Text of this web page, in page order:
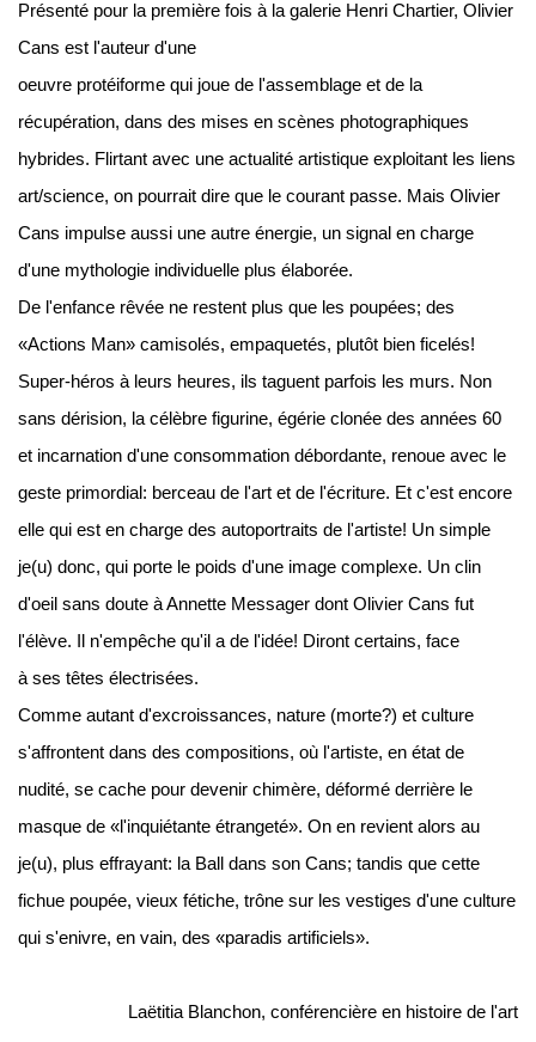
Présenté pour la première fois à la galerie Henri Chartier, Olivier
Cans est l'auteur d'une
oeuvre protéiforme qui joue de l'assemblage et de la
récupération, dans des mises en scènes photographiques
hybrides. Flirtant avec une actualité artistique exploitant les liens
art/science, on pourrait dire que le courant passe. Mais Olivier
Cans impulse aussi une autre énergie, un signal en charge
d'une mythologie individuelle plus élaborée.
De l'enfance rêvée ne restent plus que les poupées; des
«Actions Man» camisolés, empaquetés, plutôt bien ficelés!
Super-héros à leurs heures, ils taguent parfois les murs. Non
sans dérision, la célèbre figurine, égérie clonée des années 60
et incarnation d'une consommation débordante, renoue avec le
geste primordial: berceau de l'art et de l'écriture. Et c'est encore
elle qui est en charge des autoportraits de l'artiste! Un simple
je(u) donc, qui porte le poids d'une image complexe. Un clin
d'oeil sans doute à Annette Messager dont Olivier Cans fut
l'élève. Il n'empêche qu'il a de l'idée! Diront certains, face
à ses têtes électrisées.
Comme autant d'excroissances, nature (morte?) et culture
s'affrontent dans des compositions, où l'artiste, en état de
nudité, se cache pour devenir chimère, déformé derrière le
masque de «l'inquiétante étrangeté». On en revient alors au
je(u), plus effrayant: la Ball dans son Cans; tandis que cette
fichue poupée, vieux fétiche, trône sur les vestiges d'une culture
qui s'enivre, en vain, des «paradis artificiels».
Laëtitia Blanchon, conférencière en histoire de l'art